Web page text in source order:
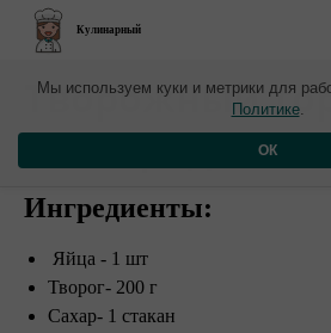
Кулинарный
Творожный
сковороде
Ингредиенты:
Яйца - 1 шт
Творог- 200 г
Сахар- 1 стакан
Мы используем куки и метрики для
Политике.
ОК